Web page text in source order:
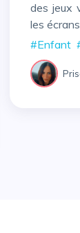
des jeux
les
#Enfant